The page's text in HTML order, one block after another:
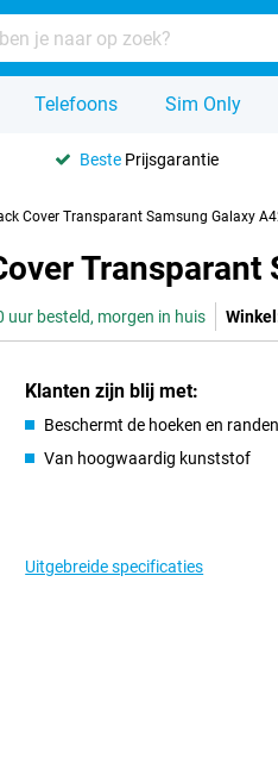
Telefoons Sim Only
Beste Prijsgarantie
Cover Transparant Samsung Galaxy
Transparant
uur besteld, morgen in huis
Klanten zijn blij met:
Beschermt de hoeken en randen
Van hoogwaardig kunststof
Uitgebreide specificaties